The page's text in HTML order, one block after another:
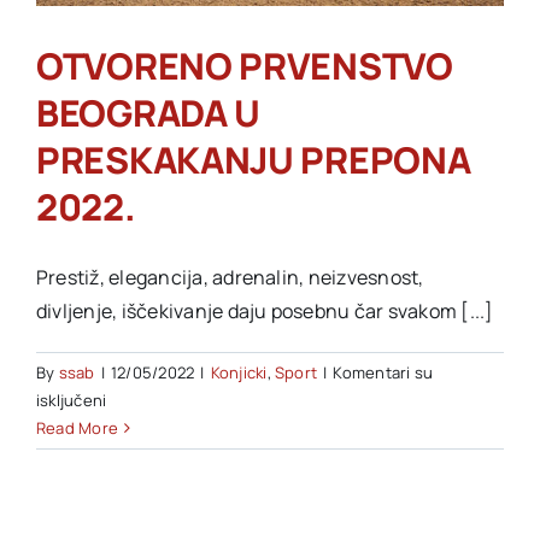
Akti SSAB
Kontakt
OTVORENO PRVENSTVO
BEOGRADA U
PRESKAKANJU PREPONA
2022.
Prestiž, elegancija, adrenalin, neizvesnost,
divljenje, iščekivanje daju posebnu čar svakom [...]
By ssab | 12/05/2022 | Konjicki,Sport | Komentari su
isključeni
OTVORENO
PRVENSTVO
Read More